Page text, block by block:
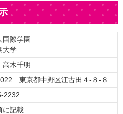
国際学園
大学
木千明
東京都中野区江古田４-８-８
2232
に記載